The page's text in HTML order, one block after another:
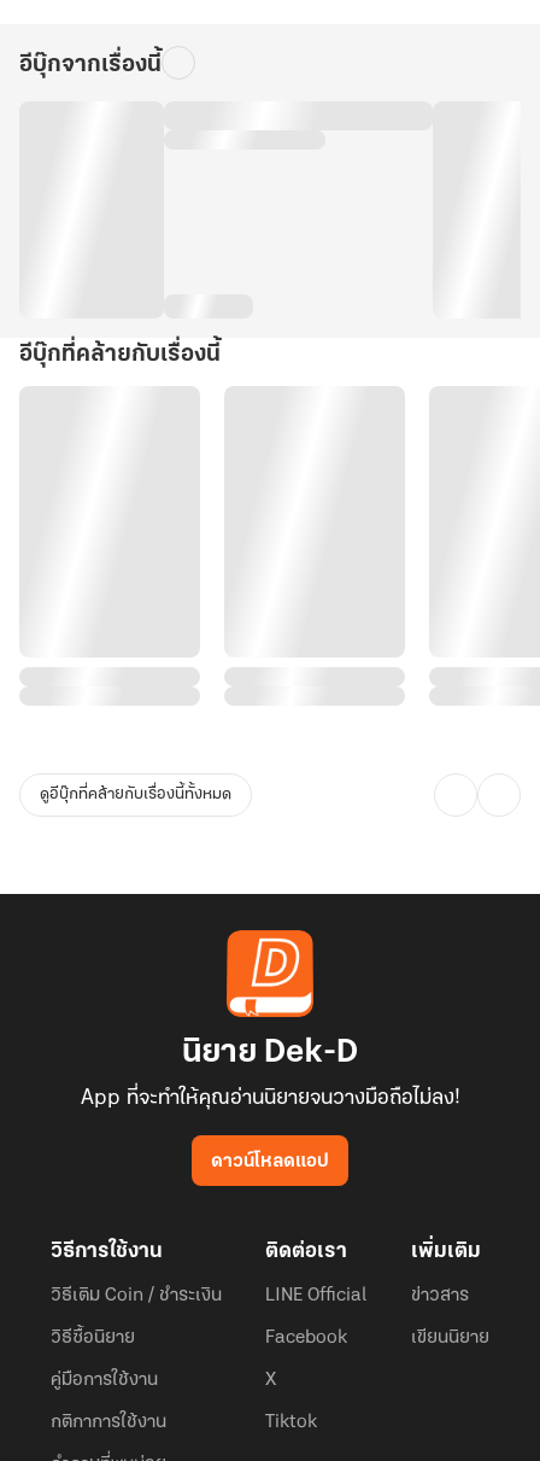
นางจะใช้ความรู้ที่ถูกเรียกว่า ‘ขยะ’ ตบหน้าเหล่าคนที่เคยดูแคลน และ
อีบุ๊กจากเรื่องนี้
อีบุ๊กที่คล้ายกับเรื่องนี้
ดูอีบุ๊กที่คล้ายกับเรื่องนี้ทั้งหมด
นิยาย Dek-D
App ที่จะทำให้คุณอ่านนิยายจนวางมือถือไม่ลง!
ดาวน์โหลดแอป
วิธีการใช้งาน
วิธีเติม Coin / ชำระเงิน
วิธีซื้อนิยาย
คู่มือการใช้งาน
กติกาการใช้งาน
ติดต่อเรา
LINE Official
Facebook
X
Tiktok
เพิ่มเติม
ข่าวสาร
เขียนนิยาย